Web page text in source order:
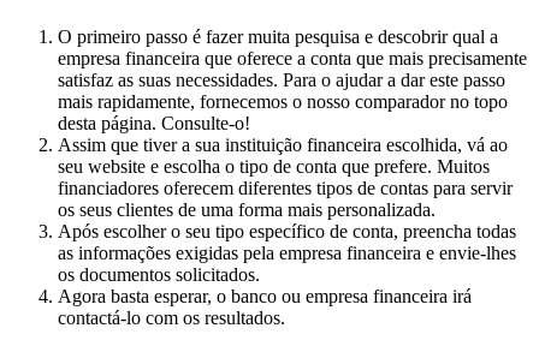
O primeiro passo é fazer muita pesquisa e descobrir qual a
empresa financeira que oferece a conta que mais precisamente
satisfaz as suas necessidades. Para o ajudar a dar este passo
mais rapidamente, fornecemos o nosso comparador no topo
desta página. Consulte-o!
Assim que tiver a sua instituição financeira escolhida, vá ao
seu website e escolha o tipo de conta que prefere. Muitos
financiadores oferecem diferentes tipos de contas para servir
os seus clientes de uma forma mais personalizada.
Após escolher o seu tipo específico de conta, preencha todas
as informações exigidas pela empresa financeira e envie-lhes
os documentos solicitados.
Agora basta esperar, o banco ou empresa financeira irá
contactá-lo com os resultados.